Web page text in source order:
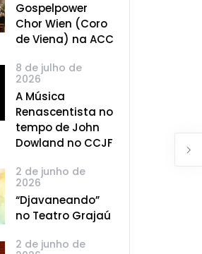
Gospelpower
Chor Wien (Coro
de Viena) na ACC
8 de julho de
2026
A Música
Renascentista no
tempo de John
Dowland no CCJF
2 de junho de
2026
“Djavaneando”
no Teatro Grajaú
2 de junho de